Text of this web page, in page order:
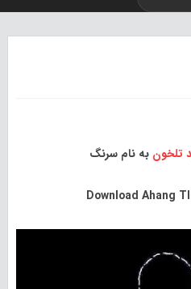
تلخون به نام سرنگ
Download Ahang